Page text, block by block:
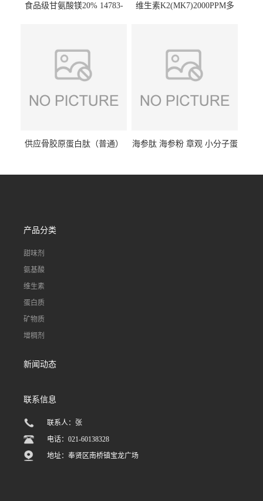
食品级甘氨酸镁20% 14783-
维生素K2(MK7)2000PPM多
供应骨胶原蛋白肽（普通）
海参肽 海参粉 章观 小分子蛋
产品分类
甜味剂
氨基酸
维生素
蛋白质
矿物质
增稠剂
新闻动态
联系信息
联系人：张
电话：021-60138328
地址：奉贤区南桥镇宝龙广场